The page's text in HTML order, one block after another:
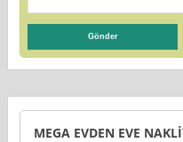
MEGA EVDEN EVE